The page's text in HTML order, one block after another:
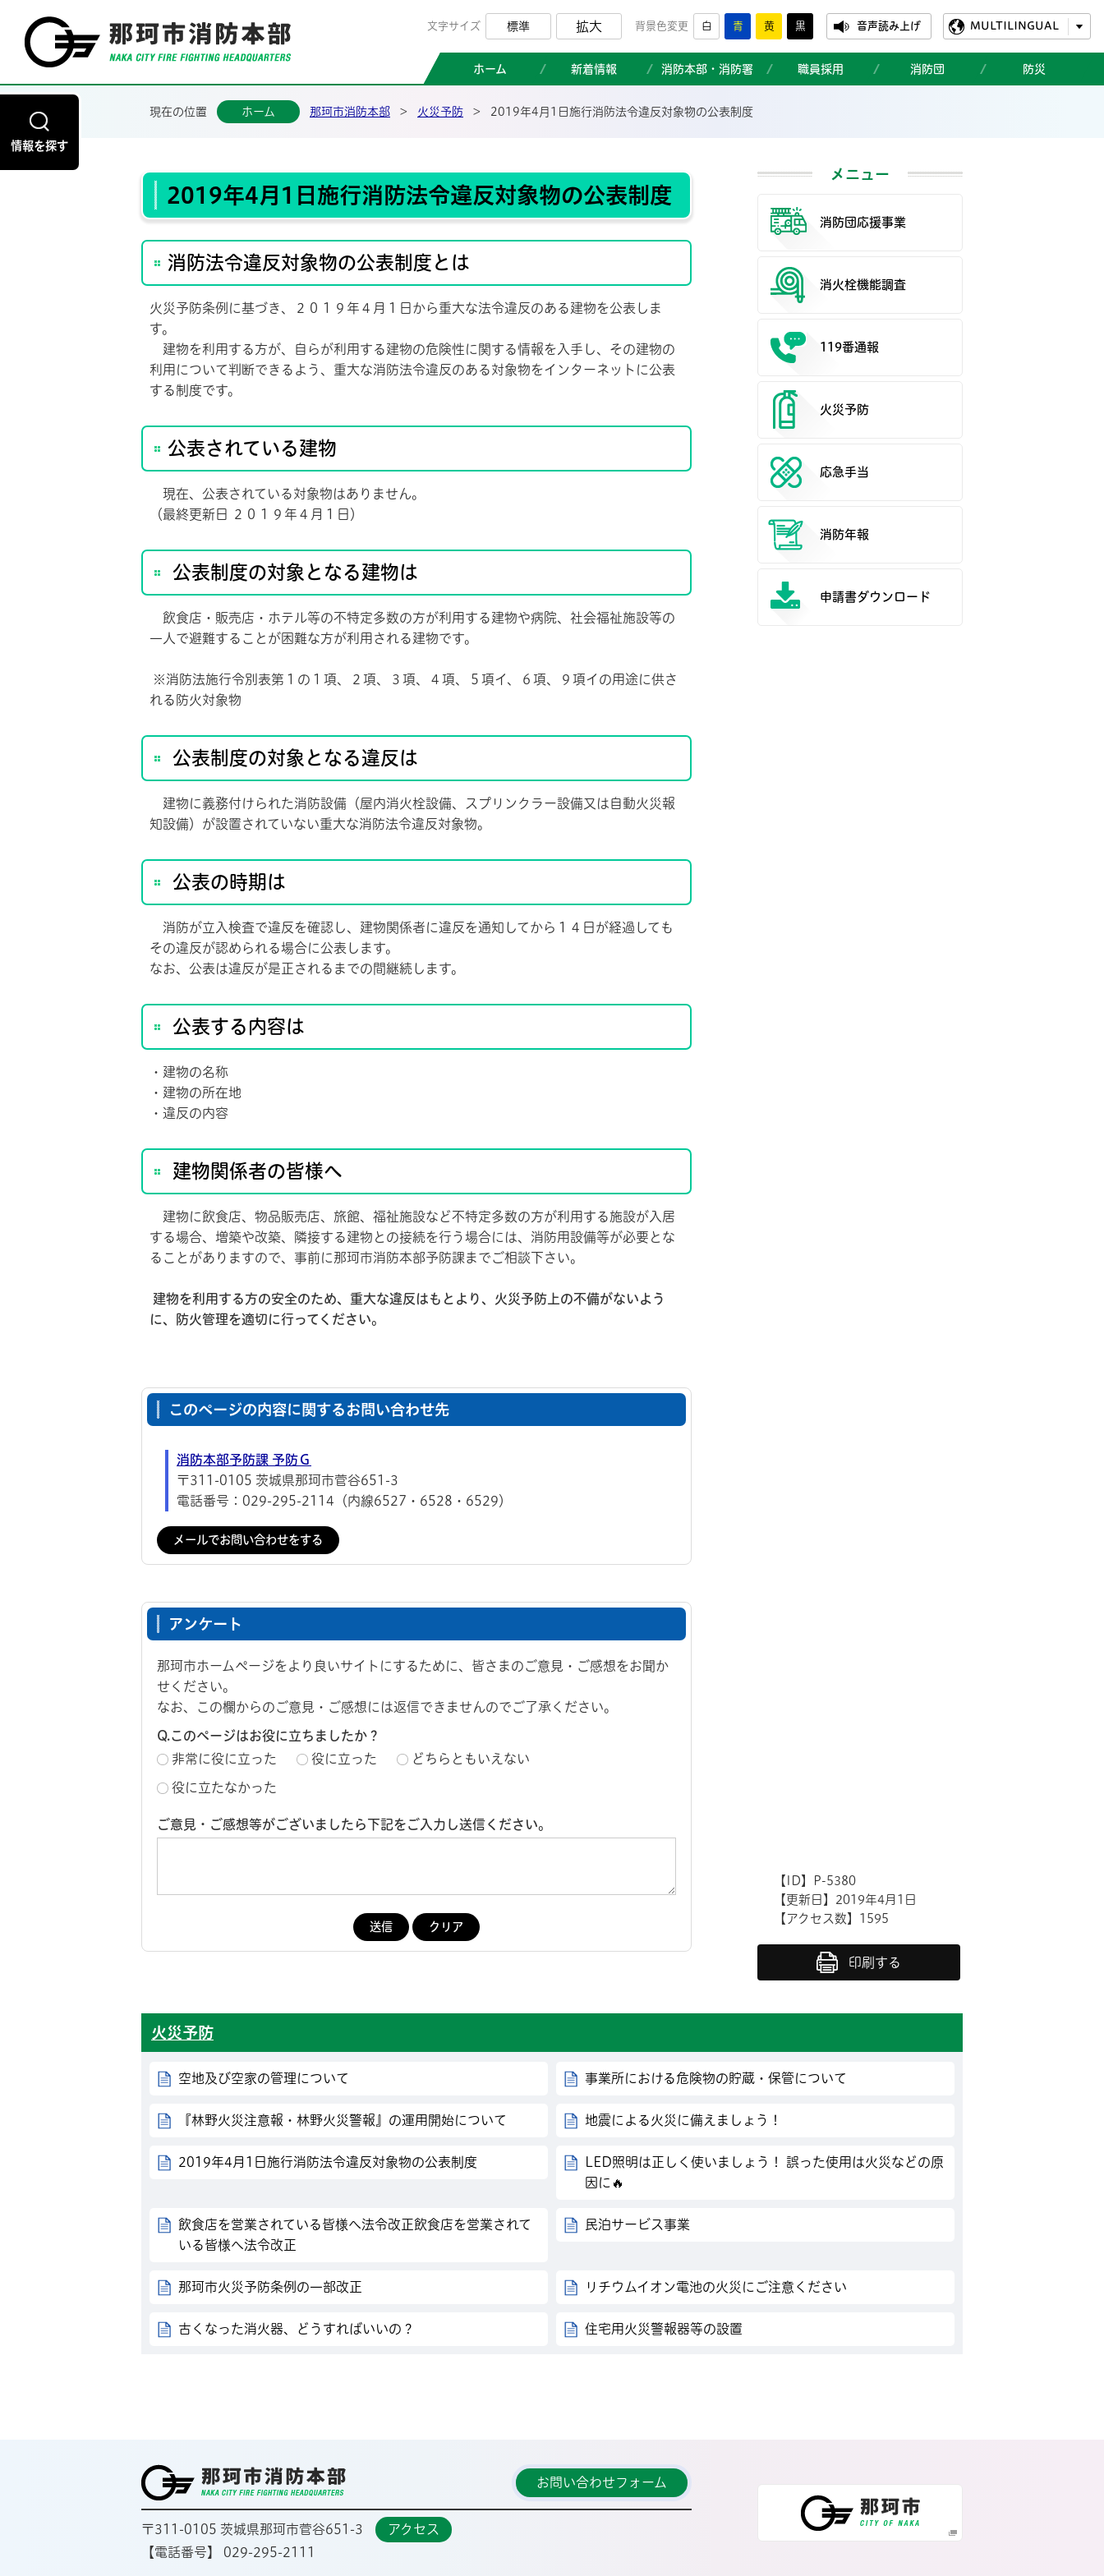
那珂市消防本部ホームページ
文字サイズ 標準 拡大 背景色変更 白 青 黄 黒 音声読み上げ MULTILINGUAL
ホーム 新着情報 消防本部・消防署 職員採用 消防団 防災
情報を探す
現在の位置 ホーム 那珂市消防本部 > 火災予防 > 2019年4月1日施行消防法令違反対象物の公表制度
2019年4月1日施行消防法令違反対象物の公表制度
消防法令違反対象物の公表制度とは
火災予防条例に基づき、２０１９年４月１日から重大な法令違反のある建物を公表しま
す。
建物を利用する方が、自らが利用する建物の危険性に関する情報を入手し、その建物の
利用について判断できるよう、重大な消防法令違反のある対象物をインターネットに公表
する制度です。
公表されている建物
現在、公表されている対象物はありません。
（最終更新日 ２０１９年４月１日）
公表制度の対象となる建物は
飲食店・販売店・ホテル等の不特定多数の方が利用する建物や病院、社会福祉施設等の
一人で避難することが困難な方が利用される建物です。
※消防法施行令別表第１の１項、２項、３項、４項、５項イ、６項、９項イの用途に供さ
れる防火対象物
公表制度の対象となる違反は
建物に義務付けられた消防設備（屋内消火栓設備、スプリンクラー設備又は自動火災報
知設備）が設置されていない重大な消防法令違反対象物。
公表の時期は
消防が立入検査で違反を確認し、建物関係者に違反を通知してから１４日が経過しても
その違反が認められる場合に公表します。
なお、公表は違反が是正されるまでの間継続します。
公表する内容は
・建物の名称
・建物の所在地
・違反の内容
建物関係者の皆様へ
建物に飲食店、物品販売店、旅館、福祉施設など不特定多数の方が利用する施設が入居
する場合、増築や改築、隣接する建物との接続を行う場合には、消防用設備等が必要とな
ることがありますので、事前に那珂市消防本部予防課までご相談下さい。
建物を利用する方の安全のため、重大な違反はもとより、火災予防上の不備がないよう
に、防火管理を適切に行ってください。
このページの内容に関するお問い合わせ先
消防本部予防課 予防Ｇ
〒311-0105 茨城県那珂市菅谷651-3
電話番号：029-295-2114（内線6527・6528・6529）
メールでお問い合わせをする
アンケート
那珂市ホームページをより良いサイトにするために、皆さまのご意見・ご感想をお聞か
せください。
なお、この欄からのご意見・ご感想には返信できませんのでご了承ください。
Q.このページはお役に立ちましたか？
非常に役に立った
役に立った どちらともいえない
役に立たなかった
ご意見・ご感想等がございましたら下記をご入力し送信ください。
メニュー
消防団応援事業
消火栓機能調査
119番通報
火災予防
応急手当
消防年報
申請書ダウンロード
【ID】
P-5380
【更新日】 2019年4月1日
【アクセス数】 1595
印刷する
火災予防
空地及び空家の管理について 事業所における危険物の貯蔵・保管について
『林野火災注意報・林野火災警報』の運用開始について 地震による火災に備えましょう！
2019年4月1日施行消防法令違反対象物の公表制度
LED照明は正しく使いましょう！ 誤った使用は火災などの原
因に🔥
飲食店を営業されている皆様へ法令改正飲食店を営業されて
いる皆様へ法令改正
民泊サービス事業
那珂市火災予防条例の一部改正 リチウムイオン電池の火災にご注意ください
古くなった消火器、どうすればいいの？ 住宅用火災警報器等の設置
〒311-0105 茨城県那珂市菅谷651-3
アクセス
【電話番号】 029-295-2111
お問い合わせフォーム